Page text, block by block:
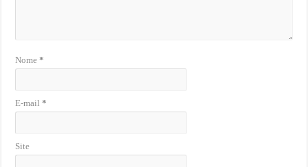
Nome*
E-mail*
Site